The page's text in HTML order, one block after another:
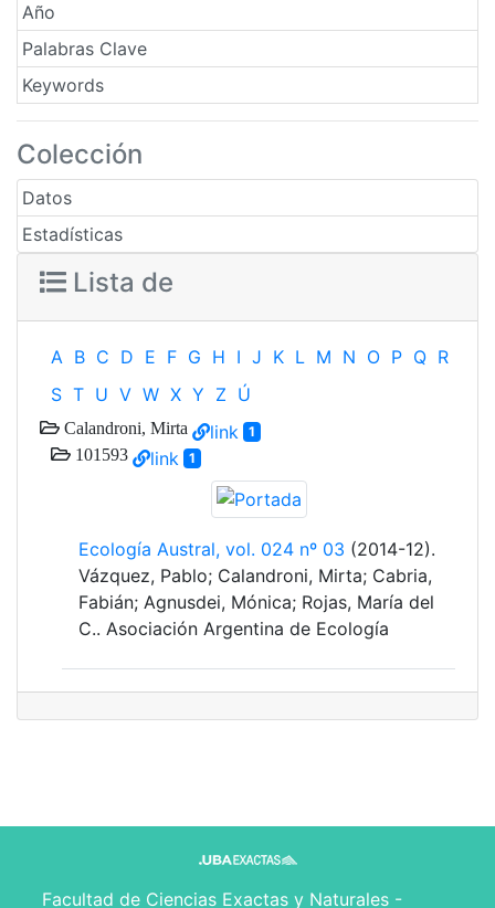
Año
Palabras Clave
Keywords
Colección
Datos
Estadísticas
Lista de
A B C D E F G H I J K L M N O P Q R
S T U V W X Y Z Ú
Calandroni, Mirta link 1
101593 link 1
Ecología Austral, vol. 024 nº 03 (2014-12).
Vázquez, Pablo; Calandroni, Mirta; Cabria,
Fabián; Agnusdei, Mónica; Rojas, María del
C.. Asociación Argentina de Ecología
Facultad de Ciencias Exactas y Naturales -